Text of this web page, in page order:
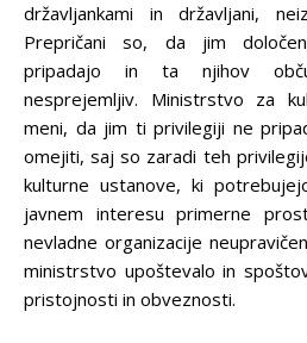
državljankami in državljani,
Prepričani so, da jim
pripadajo in ta njihov
nesprejemljiv. Ministrstvo za
meni, da jim ti privilegiji ne
omejiti, saj so zaradi teh
kulturne ustanove, ki
javnem interesu primerne
nevladne organizacije
ministrstvo upoštevalo in
pristojnosti in obveznosti.